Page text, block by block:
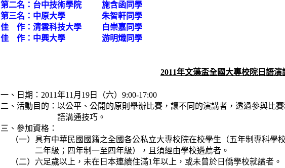
第二名：台中技術學院 施含函同學
第三名：中原大學 朱智軒同學
佳 作：清雲科技大學 白崇嘉同學
佳 作：中興大學 游明熾同學
2011年文藻盃全國大專校院日語演
一、日期：2011年11 月19日（六）9:00-17:00
二、活動目的：以公平、公開的原則舉辦比賽，讓不同的演講者，透過參與比
語溝通技巧。
三、參加資格：
（一） 具有中華民國國籍之全國各公私立大專校院在校學生（五年制專科學
二年級；四年制一至四年級）
，且須經由學校遴薦者。
（二） 六足歲以上，未在日本連續住滿1年以上，或未曾於日僑學校就讀者。